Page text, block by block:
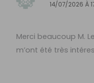
14/07/2026 À
Merci beaucoup M.
m’ont été très